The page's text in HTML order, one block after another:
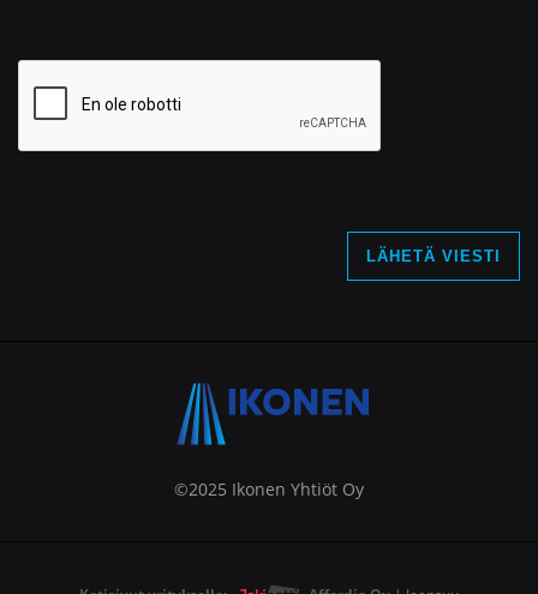
LÄHETÄ VIESTI
©2025 Ikonen Yhtiöt Oy